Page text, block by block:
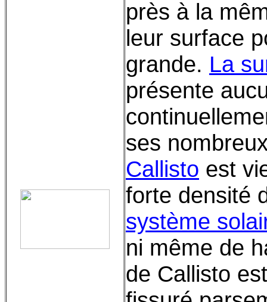
près à la
leur surface
grande. La
présente
ses
Callisto est
forte densité
système
ni même de
de Callisto